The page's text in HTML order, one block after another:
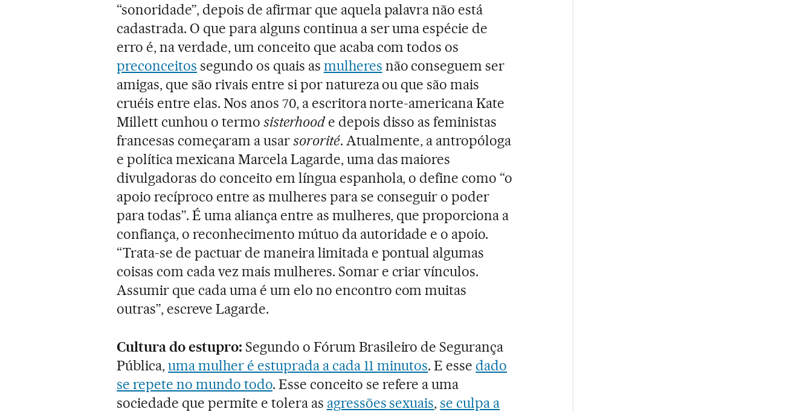
“sonoridade”, depois de afirmar que aquela palavra não está
cadastrada. O que para alguns continua a ser uma espécie de
erro é, na verdade, um conceito que acaba com todos os
preconceitos segundo os quais as mulheres não conseguem ser
amigas, que são rivais entre si por natureza ou que são mais
cruéis entre elas. Nos anos 70, a escritora norte-americana Kate
Millett cunhou o termo sisterhoode depois disso as feministas
francesas começaram a usarsororité. Atualmente, a antropóloga
e política mexicana Marcela Lagarde, uma das maiores
divulgadoras do conceito em língua espanhola, o define como “o
apoio recíproco entre as mulheres para se conseguir o poder
para todas”. É uma aliança entre as mulheres, que proporciona a
confiança, o reconhecimento mútuo da autoridade e o apoio.
“Trata-se de pactuar de maneira limitada e pontual algumas
coisas com cada vez mais mulheres. Somar e criar vínculos.
Assumir que cada uma é um elo no encontro com muitas
outras”, escreve Lagarde.
Cultura do estupro: Segundo o Fórum Brasileiro de Segurança
Pública,uma mulher é estuprada a cada 11 minutos. E esse dado
se repete no mundo todo. Esse conceito se refere a uma
sociedade que permite e tolera as agressões sexuais,se culpa a